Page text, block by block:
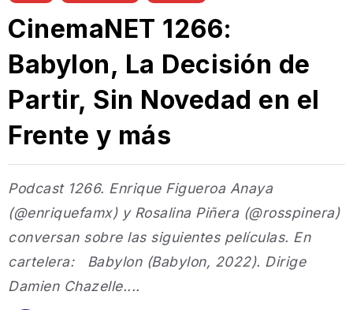
CinemaNET 1266:
Babylon, La Decisión de
Partir, Sin Novedad en el
Frente y más
Podcast 1266. Enrique Figueroa Anaya
(@enriquefamx) y Rosalina Piñera (@rosspinera)
conversan sobre las siguientes películas. En
cartelera: Babylon (Babylon, 2022). Dirige
Damien Chazelle....